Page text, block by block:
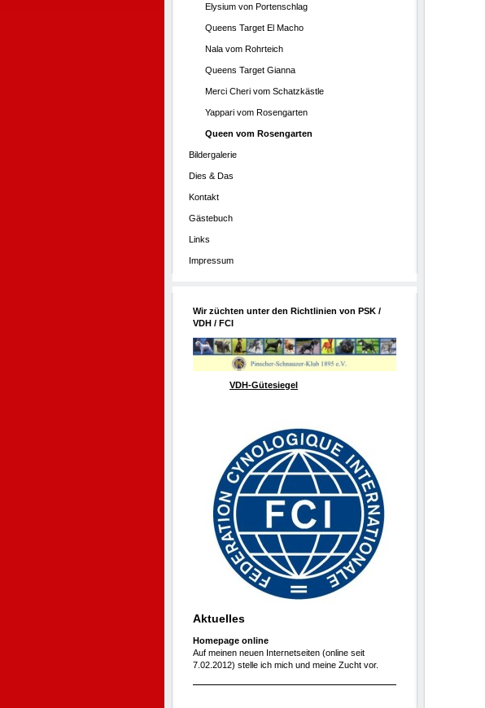
Elysium von Portenschlag
Queens Target El Macho
Nala vom Rohrteich
Queens Target Gianna
Merci Cheri vom Schatzkästle
Yappari vom Rosengarten
Queen vom Rosengarten
Bildergalerie
Dies & Das
Kontakt
Gästebuch
Links
Impressum
Wir züchten unter den Richtlinien von PSK /
VDH / FCI
VDH-Gütesiegel
Aktuelles
Homepage online
Auf meinen neuen Internetseiten (online seit
7.02.2012) stelle ich mich und meine Zucht vor.